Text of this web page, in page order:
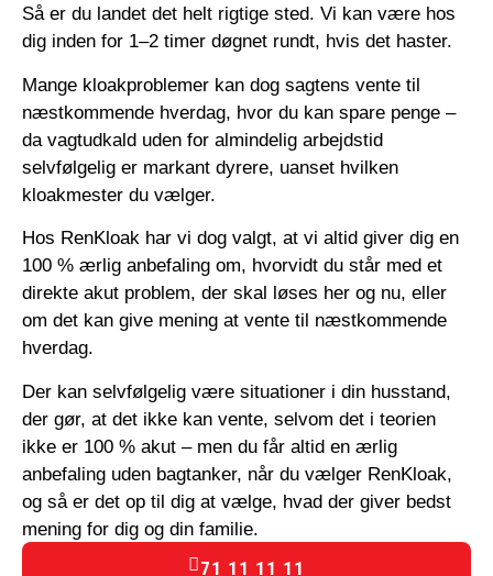
Så er du landet det helt rigtige sted. Vi kan være hos
dig inden for 1–2 timer døgnet rundt, hvis det haster.
Mange kloakproblemer kan dog sagtens vente til
næstkommende hverdag, hvor du kan spare penge –
da vagtudkald uden for almindelig arbejdstid
selvfølgelig er markant dyrere, uanset hvilken
kloakmester du vælger.
Hos RenKloak har vi dog valgt, at vi altid giver dig en
100 % ærlig anbefaling om, hvorvidt du står med et
direkte akut problem, der skal løses her og nu, eller
om det kan give mening at vente til næstkommende
hverdag.
Der kan selvfølgelig være situationer i din husstand,
der gør, at det ikke kan vente, selvom det i teorien
ikke er 100 % akut – men du får altid en ærlig
anbefaling uden bagtanker, når du vælger RenKloak,
og så er det op til dig at vælge, hvad der giver bedst
mening for dig og din familie.
71 11 11 11